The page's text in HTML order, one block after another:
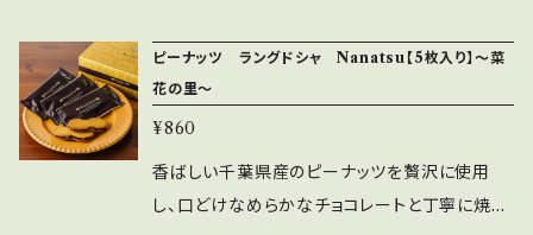
ｇ 【使用期限】 未開封で１年。開封後は２ヶ月程
度での使いきりをおすすめします。 【使用方法】
適量を手に取り、よくなじませます。 【全成分】レ
コール、パルミチン酸イソプロピル、ペンチレング
リコール、ステアリン酸、ステアリン酸グリセリル
梨の美味しさをギュッと濃縮しました。 お水、お
湯、炭酸水、牛乳などで4～5倍にうすめてお飲
みください。 紙パックサイズ：約6.0cm×6.0cm×
18.5cm 内容量：500ml 原材料：果糖ぶどう糖
液糖（国内製造）、和梨果汁（梨（千葉県））、食塩
ピーナッツ ラングドシャ Nanatsu【5枚入り】～菜
花の里～
¥860
香ばしい千葉県産のピーナッツを贅沢に使用
し、口どけなめらかなチョコレートと丁寧に焼き